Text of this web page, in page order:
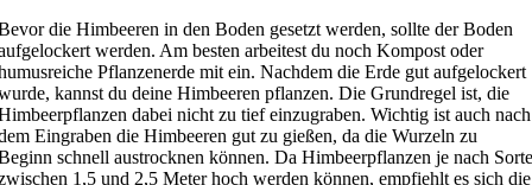
die Himbeeren in den Boden gesetzt werden, sollte der Boden
werden. Am besten arbeitest du noch Kompost oder
Pflanzenerde mit ein. Nachdem die Erde gut aufgelockert
kannst du deine Himbeeren pflanzen. Die Grundregel ist, die
dabei nicht zu tief einzugraben. Wichtig ist auch nach
Eingraben die Himbeeren gut zu gießen, da die Wurzeln zu
schnell austrocknen können. Da Himbeerpflanzen je nach Sorte
1,5 und 2,5 Meter hoch werden können, empfiehlt es sich die